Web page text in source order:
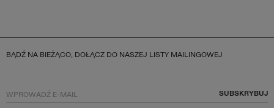
BĄDŹ NA BIEŻĄCO, DOŁĄCZ DO NASZEJ LISTY MAILINGOWEJ
SUBSKRYBUJ